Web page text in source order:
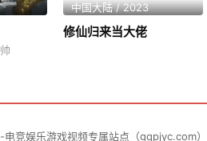
中国大陆 / 2023
修仙归来当大佬
竞娱乐游戏视频专属站点（gqpjyc.com）